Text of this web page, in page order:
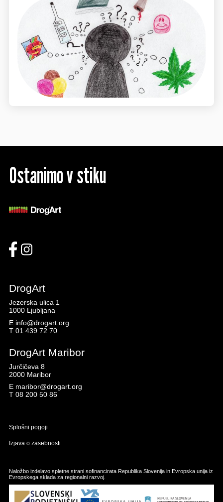
Ostanimo v stiku
DrogArt
Jezerska ulica 1
1000 Ljubljana
E info@drogart.org
T 01 439 72 70
DrogArt Maribor
Jurčičeva 8
2000 Maribor
E maribor@drogart.org
T 08 200 50 86
Splošni pogoji
Izjava o zasebnosti
Naložbo izdelavo spletne strani sofinancirata Republika Slovenija in Evropska unija iz
Evropskega sklada za regionalni razvoj.